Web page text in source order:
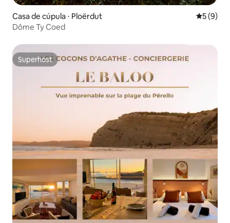
Casa de cúpula ⋅ Ploërdut 5 de
5 (9)
Dôme Ty Coed
Superhost
Superhost